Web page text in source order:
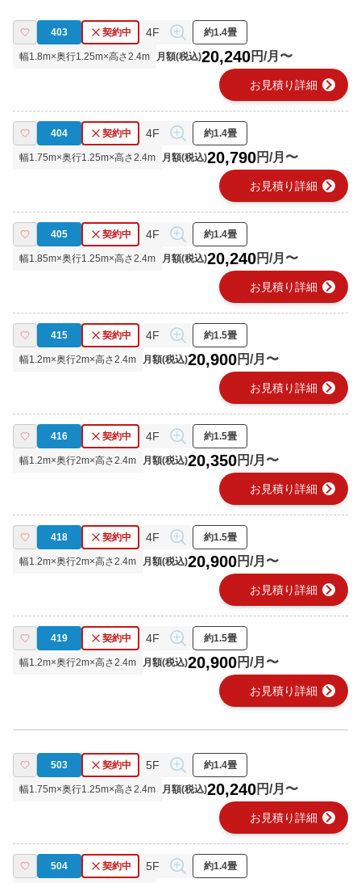
403 契約中 4F 約1.4畳
幅1.8m×奥行1.25m×高さ2.4m 月額(税込)20,240円/月〜
お見積り詳細 chevron_right
404 契約中 4F 約1.4畳
幅1.75m×奥行1.25m×高さ2.4m 月額(税込)20,790円/月〜
お見積り詳細 chevron_right
405 契約中 4F 約1.4畳
幅1.85m×奥行1.25m×高さ2.4m 月額(税込)20,240円/月〜
お見積り詳細 chevron_right
415 契約中 4F 約1.5畳
幅1.2m×奥行2m×高さ2.4m 月額(税込)20,900円/月〜
お見積り詳細 chevron_right
416 契約中 4F 約1.5畳
幅1.2m×奥行2m×高さ2.4m 月額(税込)20,350円/月〜
お見積り詳細 chevron_right
418 契約中 4F 約1.5畳
幅1.2m×奥行2m×高さ2.4m 月額(税込)20,900円/月〜
お見積り詳細 chevron_right
419 契約中 4F 約1.5畳
幅1.2m×奥行2m×高さ2.4m 月額(税込)20,900円/月〜
お見積り詳細 chevron_right
503 契約中 5F 約1.4畳
幅1.75m×奥行1.25m×高さ2.4m 月額(税込)20,240円/月〜
お見積り詳細 chevron_right
504 契約中 5F 約1.4畳